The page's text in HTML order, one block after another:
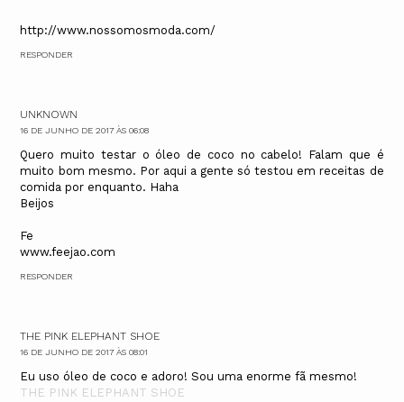
http://www.nossomosmoda.com/
RESPONDER
UNKNOWN
16 DE JUNHO DE 2017 ÀS 06:08
Quero muito testar o óleo de coco no cabelo! Falam que é
muito bom mesmo. Por aqui a gente só testou em receitas de
comida por enquanto. Haha
Beijos
Fe
www.feejao.com
RESPONDER
THE PINK ELEPHANT SHOE
16 DE JUNHO DE 2017 ÀS 08:01
Eu uso óleo de coco e adoro! Sou uma enorme fã mesmo!
THE PINK ELEPHANT SHOE